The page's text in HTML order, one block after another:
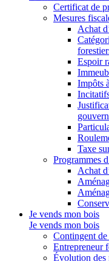
Certificat de
Mesures
Achat
Espoir
Impôts
Taxe
Programmes
Achat
Je vends mon bois
Je vends mon bois
Contingent
Entrepreneur
Évolution des